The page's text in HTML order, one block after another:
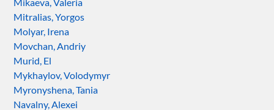
Mitralias, Yorgos
Molyar, Irena
Movchan, Andriy
Murid, El
Mykhaylov, Volodymyr
Myronyshena, Tania
Navalny, Alexei